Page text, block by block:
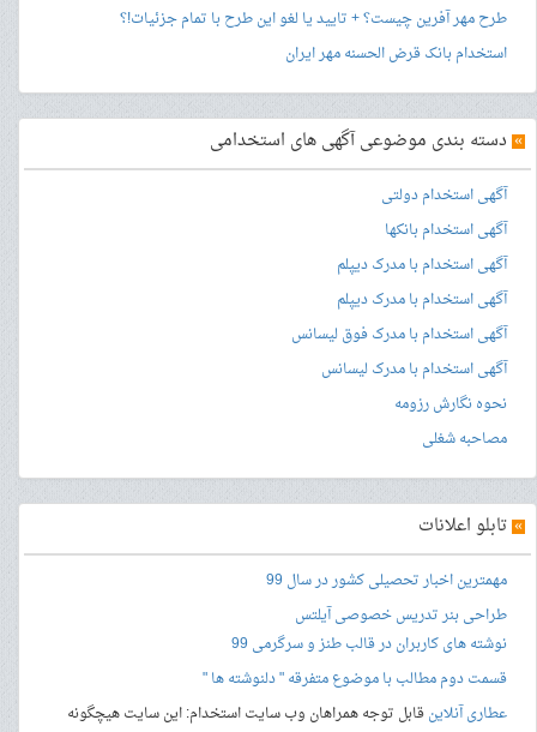
طرح مهر آفرین چیست؟ + تایید یا لغو این طرح با تمام جزئیات!؟
استخدام بانک قرض الحسنه مهر ایران
» دسته بندی موضوعی آگهی های استخدامی
آگهی استخدام دولتی
آگهی استخدام بانکها
آگهی استخدام با مدرک دیپلم
آگهی استخدام با مدرک دیپلم
آگهی استخدام با مدرک فوق لیسانس
آگهی استخدام با مدرک لیسانس
نحوه نگارش رزومه
مصاحبه شغلی
» تابلو اعلانات
مهمترین اخبار تحصیلی کشور در سال 99
طراحی بنرتدریس خصوصی آیلتس
نوشته های کاربران در قالب طنز و سرگرمی 99
قسمت دوم مطالب با موضوع متفرقه " دلنوشته ها "
عطاری آنلاینقابل توجه همراهان وب سایت استخدام: این سایت هیچگونه